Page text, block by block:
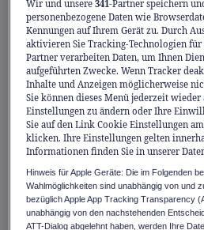
Veränderungen, die nicht
auch gesundheitlich
Symptome, die
anspricht
Mehr als dreissig
kennt die Medizin – im
sich nicht wie Zahlen an,
Schlaglichter, die den
Wir und unsere341-Partner speichern
personenbezogene Daten wie
Kennungen auf Ihrem Gerät zu. Durch
aktivieren Sie Tracking-Technologien
Partner verarbeiten Daten, um Ihnen
aufgeführten Zwecke. Wenn Tracker
Inhalte und Anzeigen möglicherweise
Sie können dieses Menü jederzeit
Einstellungen zu ändern oder Ihre
Sie auf den Link Cookie Einstellungen
klicken. Ihre Einstellungen gelten
Informationen finden Sie in unserer
Hinweis für Apple Geräte: Die im Folgenden
Wahlmöglichkeiten sind unabhängig von und
bezüglich Apple App Tracking Transparency
unabhängig von den nachstehenden
ATT-Dialog abgelehnt haben, werden Ihre